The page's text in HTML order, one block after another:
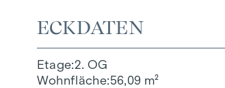
ECKDATEN
Etage 2. OG
Wohnfläche 56,09 m²